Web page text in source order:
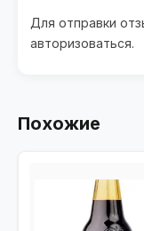
Для отправки
авторизоваться.
Похожие